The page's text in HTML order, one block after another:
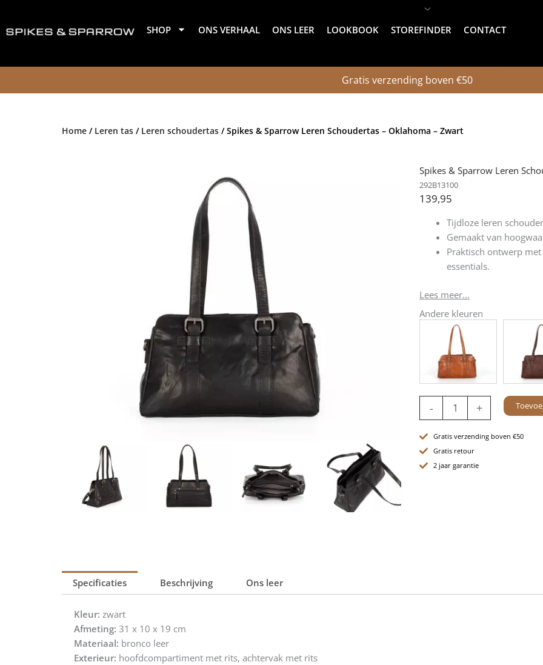
de
SHOP ONS VERHAAL ONS LEER LOOKBOOK STOREFINDER CONTACT
Gratis verzending boven €50
Home / Leren tas / Leren schoudertas / Spikes & Sparrow Leren Schoudertas – Oklahoma – Zwart
Spikes & Sparrow Leren
292B13100
139,95
Tijdloze leren
Gemaakt van
Praktisch ontwerp
essentials.
Lees meer...
Andere kleuren
-
Schoudertas
Oklahoma
-
Zwart
+
Gratis verzending boven €50
Gratis retour
2 jaar garantie
Specificaties Beschrijving Ons leer
Kleur: zwart
Afmeting: 31 x 10 x 19 cm
Materiaal: bronco leer
Exterieur: hoofdcompartiment met rits, achtervak met rits